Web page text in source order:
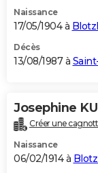
Naissance
17/05/1904 à
Décès
13/08/1987 à
Josephine
Créer une
Naissance
06/02/1914 à